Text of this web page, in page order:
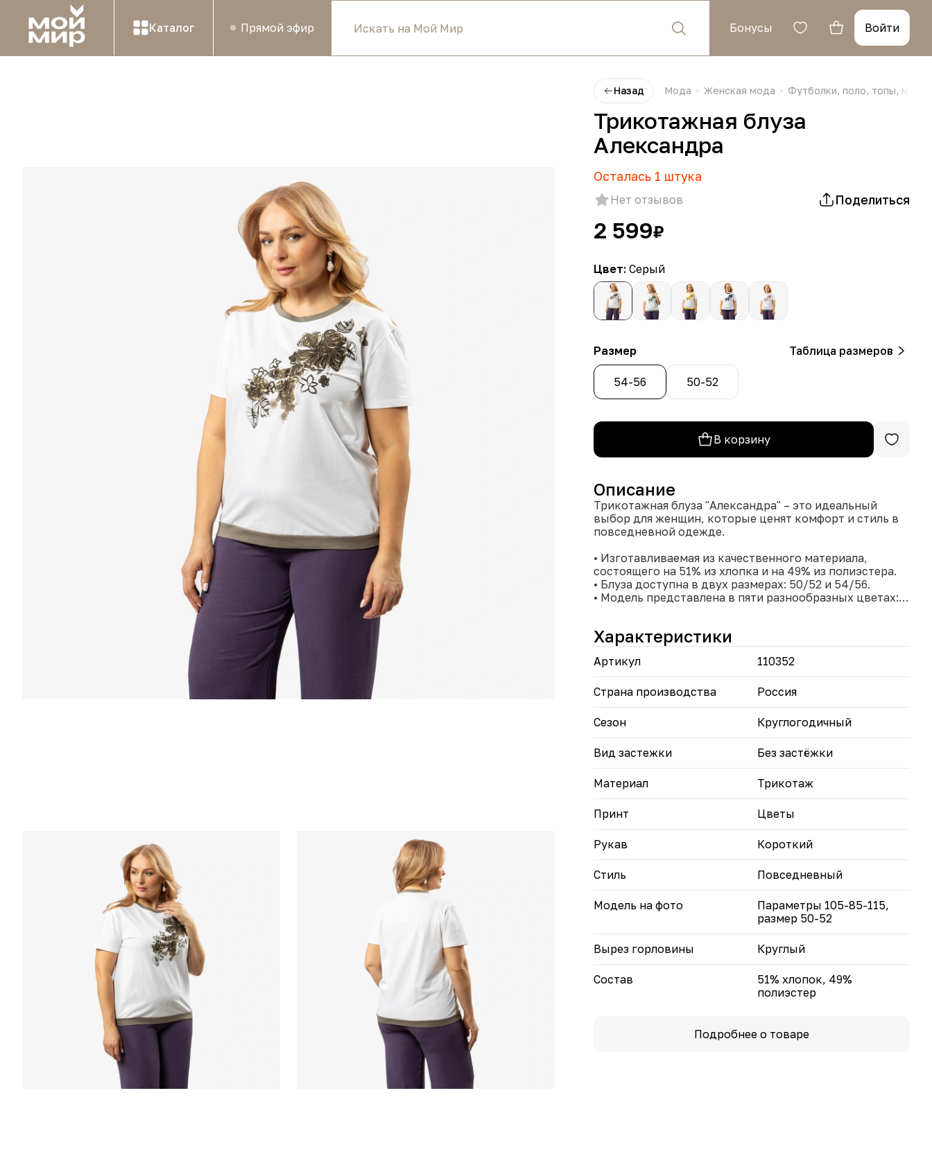
Каталог Прямой эфир Бонусы Войти
Назад Мода Женская мода Футболки, поло, топы, майки
Трикотажная блуза
Александра
Осталась 1 штука
Нет отзывов Поделиться
2 599₽
Цвет: Серый
Размер Таблица размеров
54-56 50-52
В корзину
Описание
Трикотажная блуза "Александра" – это идеальный
выбор для женщин, которые ценят комфорт и стиль в
повседневной одежде.
• Изготавливаемая из качественного материала,
состоящего на 51% из хлопка и на 49% из полиэстера.
• Блуза доступна в двух размерах: 50/52 и 54/56.
• Модель представлена в пяти разнообразных цветах:
Блуза будет идеальным дополнением как в офис, так и
для прогулок по городу, где вы сможете
Характеристики
Артикул 110352
Страна производства Россия
Сезон Круглогодичный
Вид застежки Без застёжки
Материал Трикотаж
Принт Цветы
Рукав Короткий
Стиль Повседневный
Модель на фото
Параметры 105-85-115,
размер 50-52
Вырез горловины Круглый
Состав
51% хлопок, 49%
полиэстер
Подробнее о товаре